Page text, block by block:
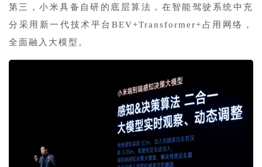
第三，小米具备自研的底层算法，在智能驾驶系统中充
分采用新一代技术平台BEV+Transformer+占用网络，
全面融入大模型。